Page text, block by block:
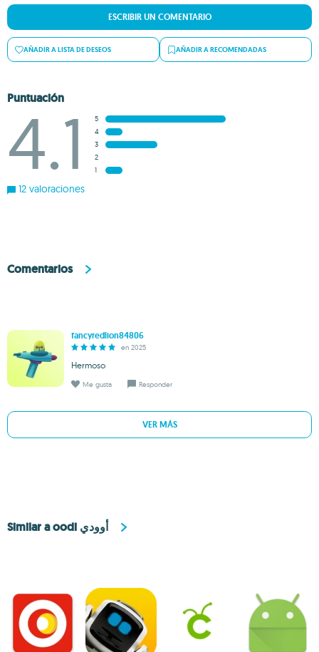
ESCRIBIR UN COMENTARIO
AÑADIR A LISTA DE DESEOS AÑADIR A RECOMENDADAS
Puntuación
4.1
5
4
3
2
1
12 valoraciones
Comentarios
fancyredlion84806
en 2025
Hermoso
Me gusta Responder
VER MÁS
Similar a oodi أوودي